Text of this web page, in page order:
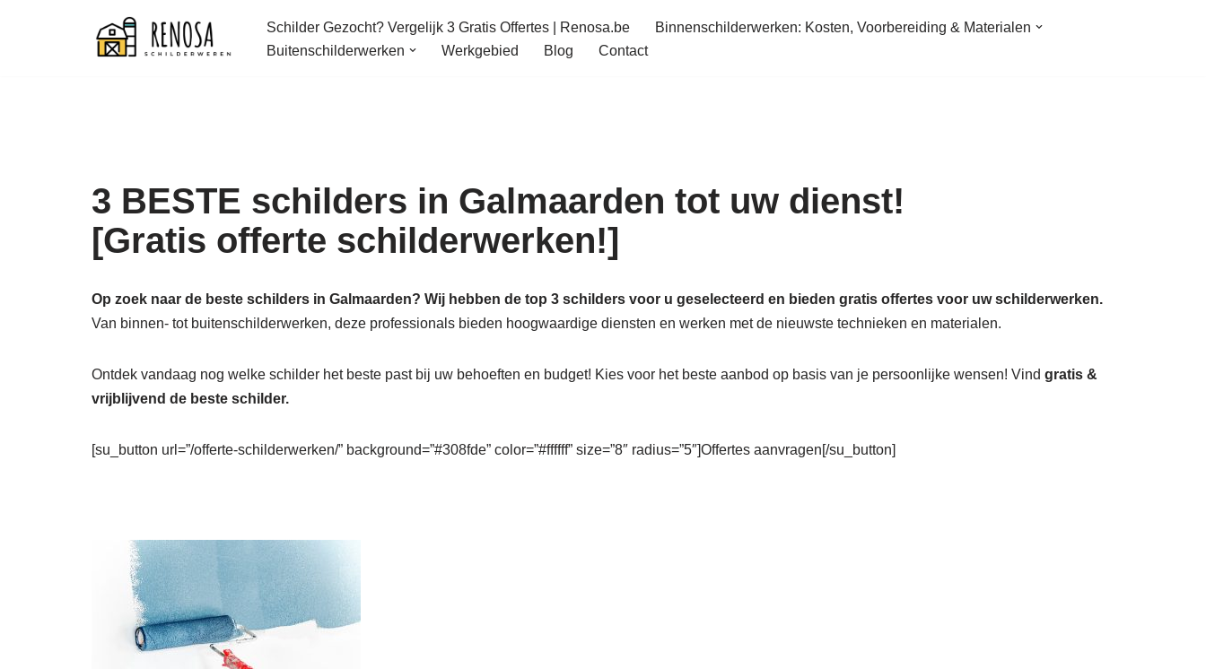
Schilder Gezocht? Vergelijk 3 Gratis Offertes | Renosa.be
Binnenschilderwerken: Kosten, Voorbereiding & Materialen
Buitenschilderwerken
Werkgebied Blog Contact
3 BESTE schilders in Galmaarden tot uw dienst!
[Gratis offerte schilderwerken!]
Op zoek naar de beste schilders in Galmaarden? Wij hebben de top 3 schilders voor u geselecteerd en bieden gratis offertes voor uw schilderwerken.
Van binnen- tot buitenschilderwerken, deze professionals bieden hoogwaardige diensten en werken met de nieuwste technieken en materialen.
Ontdek vandaag nog welke schilder het beste past bij uw behoeften en budget! Kies voor het beste aanbod op basis van je persoonlijke wensen! Vind gratis &
vrijblijvend de beste schilder.
[su_button url=”/offerte-schilderwerken/” background=”#308fde” color=”#ffffff” size=”8″ radius=”5″]Offertes aanvragen[/su_button]